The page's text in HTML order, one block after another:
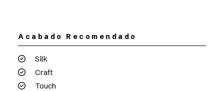
Acabado Recomendado
Silk
Craft
Touch